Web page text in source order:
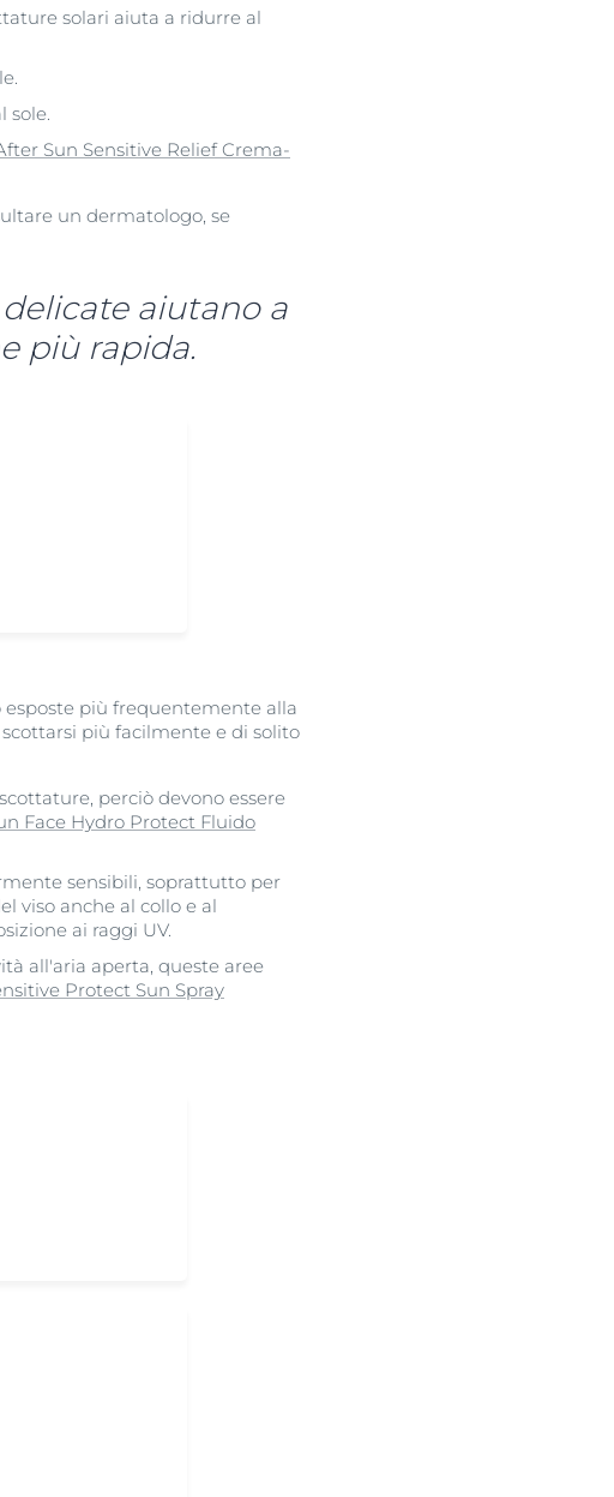
solari aiuta a ridurre al
sole.
Sun Sensitive Relief Crema-
un dermatologo, se
aiutano a
più rapida.
più frequentemente alla
più facilmente e di solito
perciò devono essere
Face Hydro Protect Fluido
sensibili, soprattutto per
viso anche al collo e al
ai raggi UV.
all'aria aperta, queste aree
Protect Sun Spray